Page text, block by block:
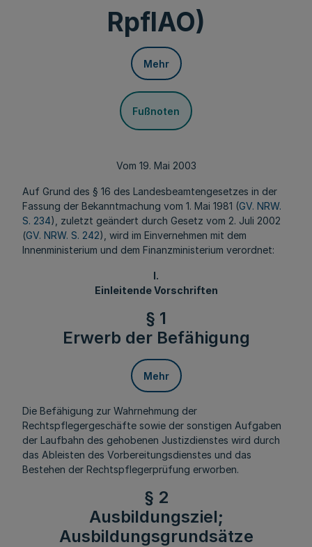
RpflAO)
Mehr
Fußnoten
Vom 19. Mai 2003
Auf Grund des § 16 des Landesbeamtengesetzes in der
Fassung der Bekanntmachung vom 1. Mai 1981 (GV. NRW.
S. 234), zuletzt geändert durch Gesetz vom 2. Juli 2002
(GV. NRW. S. 242), wird im Einvernehmen mit dem
Innenministerium und dem Finanzministerium verordnet:
I.
Einleitende Vorschriften
§ 1
Erwerb der Befähigung
Mehr
Die Befähigung zur Wahrnehmung der
Rechtspflegergeschäfte sowie der sonstigen Aufgaben
der Laufbahn des gehobenen Justizdienstes wird durch
das Ableisten des Vorbereitungsdienstes und das
Bestehen der Rechtspflegerprüfung erworben.
§ 2
Ausbildungsziel;
Ausbildungsgrundsätze